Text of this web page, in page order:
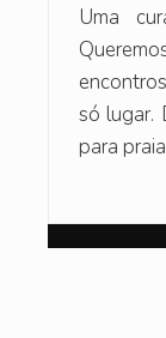
Uma
só lugar.
para